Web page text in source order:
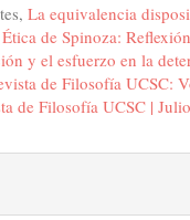
La equivalencia
de Spinoza:
y el esfuerzo en la
de Filosofía UCSC:
de Filosofía UCSC |